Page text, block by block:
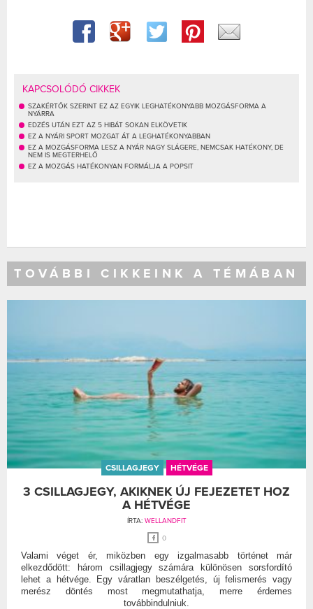
KAPCSOLÓDÓ CIKKEK
SZAKÉRTŐK SZERINT EZ AZ EGYIK LEGHATÉKONYABB MOZGÁSFORMA A
NYÁRRA
EDZÉS UTÁN EZT AZ 5 HIBÁT SOKAN ELKÖVETIK
EZ A NYÁRI SPORT MOZGAT ÁT A LEGHATÉKONYABBAN
EZ A MOZGÁSFORMA LESZ A NYÁR NAGY SLÁGERE, NEMCSAK HATÉKONY, DE
NEM IS MEGTERHELŐ
EZ A MOZGÁS HATÉKONYAN FORMÁLJA A POPSIT
TOVÁBBI CIKKEINK A TÉMÁBAN
CSILLAGJEGY HÉTVÉGE
3 CSILLAGJEGY, AKIKNEK ÚJ FEJEZETET HOZ
A HÉTVÉGE
ÍRTA: WELLANDFIT
0
Valami véget ér, miközben egy izgalmasabb történet már
elkezdődött: három csillagjegy számára különösen sorsfordító
lehet a hétvége. Egy váratlan beszélgetés, új felismerés vagy
merész döntés most megmutathatja, merre érdemes
továbbindulniuk.